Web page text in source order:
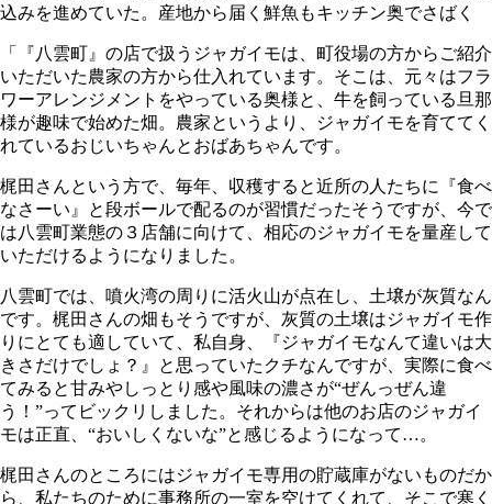
込みを進めていた。産地から届く鮮魚もキッチン奥でさばく
「『八雲町』の店で扱うジャガイモは、町役場の方からご紹介
いただいた農家の方から仕入れています。そこは、元々はフラ
ワーアレンジメントをやっている奥様と、牛を飼っている旦那
様が趣味で始めた畑。農家というより、ジャガイモを育ててく
れているおじいちゃんとおばあちゃんです。
梶田さんという方で、毎年、収穫すると近所の人たちに『食べ
なさーい』と段ボールで配るのが習慣だったそうですが、今で
は八雲町業態の３店舗に向けて、相応のジャガイモを量産して
いただけるようになりました。
八雲町では、噴火湾の周りに活火山が点在し、土壌が灰質なん
です。梶田さんの畑もそうですが、灰質の土壌はジャガイモ作
りにとても適していて、私自身、『ジャガイモなんて違いは大
きさだけでしょ？』と思っていたクチなんですが、実際に食べ
てみると甘みやしっとり感や風味の濃さが“ぜんっぜん違
う！”ってビックリしました。それからは他のお店のジャガイ
モは正直、“おいしくないな”と感じるようになって…。
梶田さんのところにはジャガイモ専用の貯蔵庫がないものだか
ら、私たちのために事務所の一室を空けてくれて、そこで寒く